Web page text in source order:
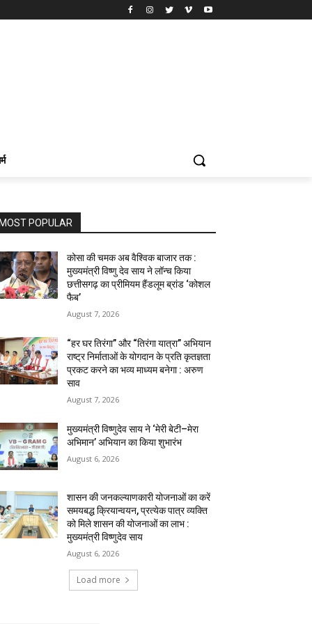
POPULAR
कोसा की चमक अब वैश्विक बाजार तक :
मुख्यमंत्री विष्णु देव साय ने लॉन्च किया
छत्तीसगढ़ का प्रीमियम हैंडलूम ब्रांड ‘कोशल
फैब’
August 7, 2026
“हर घर तिरंगा” और “तिरंगा यात्रा” अभियान
राष्ट्र निर्माताओं के योगदान के प्रति कृतज्ञता
प्रकट करने का भव्य माध्यम बनेगा : अरुण
साव
August 7, 2026
मुख्यमंत्री विष्णुदेव साय ने ‘मेरी बेटी–मेरा
अभिमान’ अभियान का किया शुभारंभ
August 6, 2026
शासन की जनकल्याणकारी योजनाओं का करें
समयबद्ध क्रियान्वयन, प्रत्येक पात्र व्यक्ति
को मिले शासन की योजनाओं का लाभ :
मुख्यमंत्री विष्णुदेव साय
August 6, 2026
Load more